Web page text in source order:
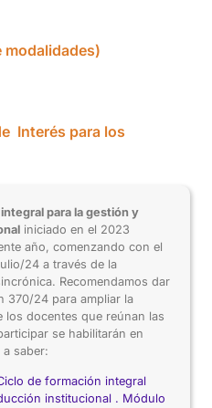
modalidades)
Interés para los
para la gestión y
iniciado en el 2023
año, comenzando con el
24 a través de la
Recomendamos dar
370/24 para ampliar la
los docentes que reúnan las
se habilitarán en
saber:
de formación integral
institucional . Módulo